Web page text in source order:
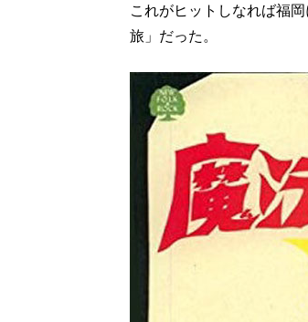
これがヒットしなれば福
旅」だった。